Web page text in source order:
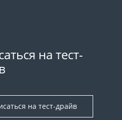
на тест-
на тест-драйв